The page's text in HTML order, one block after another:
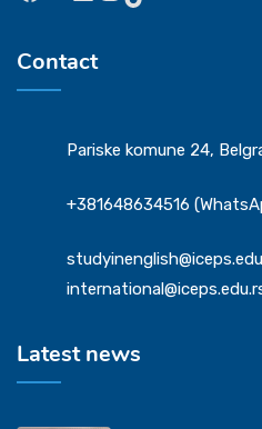
Contact
Pariske komune 24,
+381648634516
Latest news